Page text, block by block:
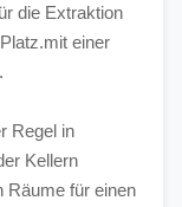
die Extraktion
einer
Regel in
Kellern
Räume für einen